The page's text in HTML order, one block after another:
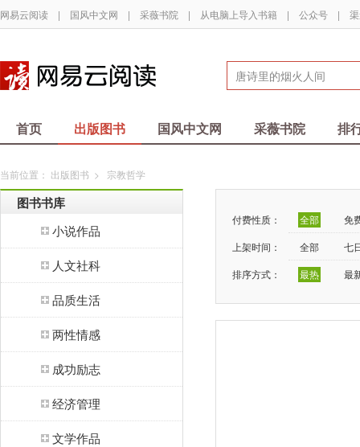
网易云阅读 | 国风中文网 | 采薇书院 | 从电脑上导入书籍 | 公众号 |
首页 出版图书 国风中文网 采薇书院 排
当前位置： 出版图书 > 宗教哲学
图书书库
小说作品
人文社科
品质生活
两性情感
成功励志
经济管理
文学作品
付费性质： 全部
免
上架时间：
全部
七
排序方式：
最热 最